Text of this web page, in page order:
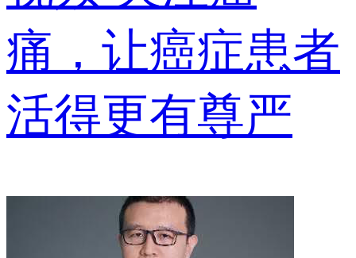
痛，让癌症患者
活得更有尊严